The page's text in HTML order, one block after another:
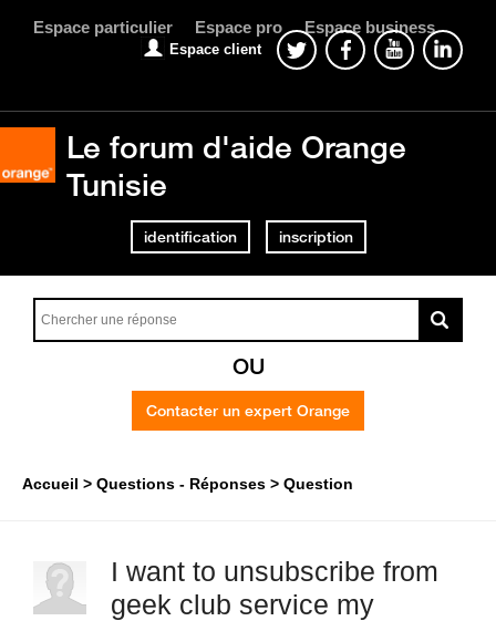
Espace particulier Espace pro Espace business
Espace client
Le forum d'aide Orange
Tunisie
identification inscription
OU
Contacter un expert Orange
Accueil Questions - Réponses Question
I want to unsubscribe from
geek club service my